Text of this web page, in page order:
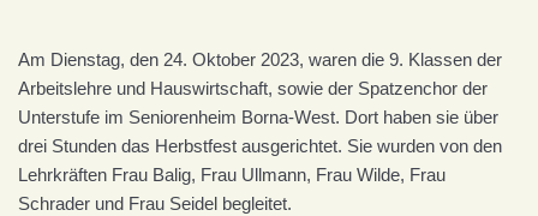
Am Dienstag, den 24. Oktober 2023, waren die 9. Klassen der
Arbeitslehre und Hauswirtschaft, sowie der Spatzenchor der
Unterstufe im Seniorenheim Borna-West. Dort haben sie über
drei Stunden das Herbstfest ausgerichtet. Sie wurden von den
Lehrkräften Frau Balig, Frau Ullmann, Frau Wilde, Frau
Schrader und Frau Seidel begleitet.